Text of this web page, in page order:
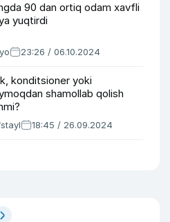
90 dan ortiq odam xavfli
yuqtirdi
23:26 / 06.10.2024
konditsioner yoki
shamollab qolish
18:45 / 26.09.2024